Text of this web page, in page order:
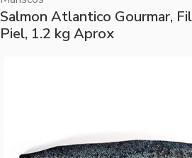
Salmon Atlantico Gourmar,
Piel, 1.2 kg Aprox